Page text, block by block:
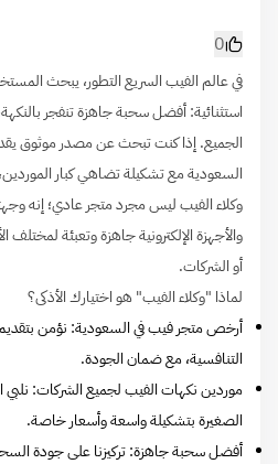
0
في عالم الفيب السريع التطور، يبحث
استثنائية: أفضل سحبة جاهزة تنفجر
الجميع. إذا كنت تبحث عن مصدر موثوق
السعودية مع تشكيلة تضاهي كبار
وكلاء الفيب ليس مجرد متجر عادي؛ إنه
والأجهزة الإلكترونية جاهزة وتعبئة لمختلف
أو الشركات.
لماذا "وكلاء الفيب" هو اختيارك الأذكى؟
أرخص متجر فيب في السعودية: نؤمن
التنافسية، مع ضمان الجودة.
موردين نكهات الفيب لجميع الشركات: نلبي
الصغيرة بتشكيلة واسعة وأسعار خاصة.
أفضل سحبة جاهزة: تركيزنا على جودة